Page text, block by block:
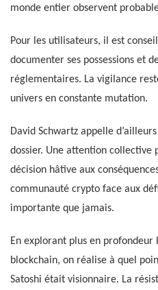
monde entier observent
Pour les utilisateurs, il est
documenter ses possessions et
réglementaires. La vigilance
univers en constante mutation.
David Schwartz appelle
dossier. Une attention collective
décision hâtive aux
communauté crypto face aux
importante que jamais.
En explorant plus en profondeur
blockchain, on réalise à quel
Satoshi était visionnaire. La